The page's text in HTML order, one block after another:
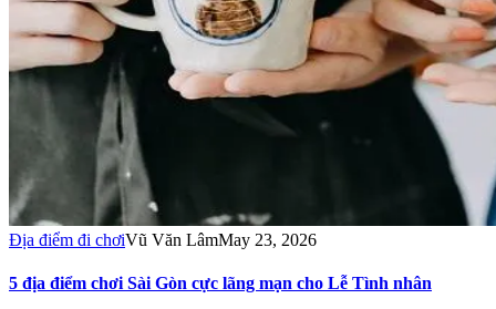
Địa điểm đi chơiVũ Văn LâmMay 23, 2026
5 địa điểm chơi Sài Gòn cực lãng mạn cho Lễ Tình nhân